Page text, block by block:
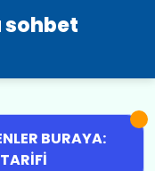
sohbet
BURAYA: